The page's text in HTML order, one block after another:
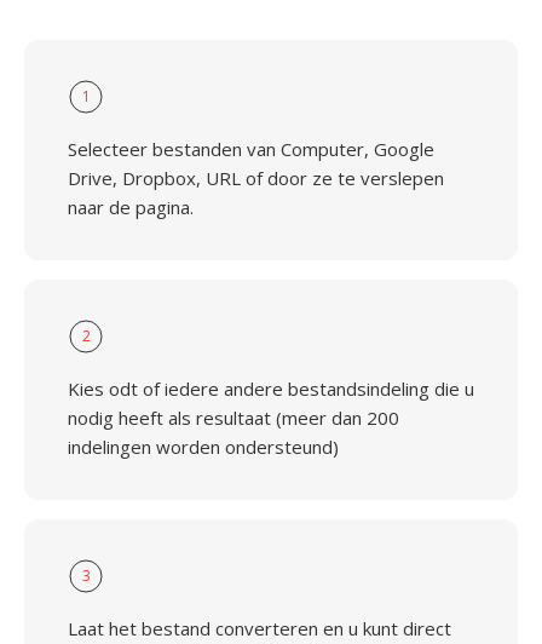
1
Selecteer bestanden van Computer, Google
Drive, Dropbox, URL of door ze te verslepen
naar de pagina.
2
Kies odt of iedere andere bestandsindeling die u
nodig heeft als resultaat (meer dan 200
indelingen worden ondersteund)
3
Laat het bestand converteren en u kunt direct